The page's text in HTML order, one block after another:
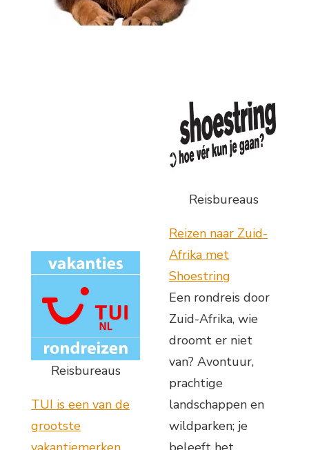
Reisbureaus
TUI is een van de
grootste
Reisbureaus
Reizen naar Zuid-
Afrika met
Shoestring
Een rondreis door
Zuid-Afrika, wie
droomt er niet
van? Avontuur,
prachtige
landschappen en
wildparken; je